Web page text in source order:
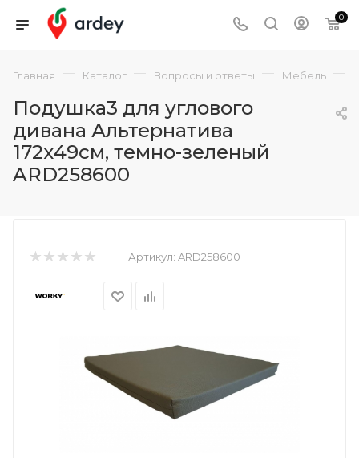
0
Главная — Каталог — Вопросы и ответы — Мебель —
Подушка3 для углового
дивана Альтернатива
172х49см, темно-зеленый
ARD258600
Артикул: ARD258600